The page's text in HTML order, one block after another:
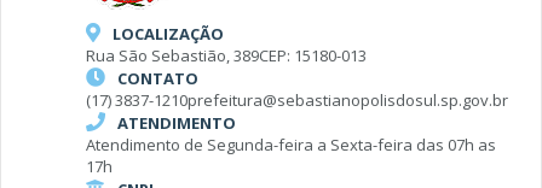
LOCALIZAÇÃO
Rua São Sebastião, 389CEP: 15180-013
CONTATO
(17) 3837-1210prefeitura@sebastianopolisdosul.sp.gov.br
ATENDIMENTO
Atendimento de Segunda-feira a Sexta-feira das 07h as
17h